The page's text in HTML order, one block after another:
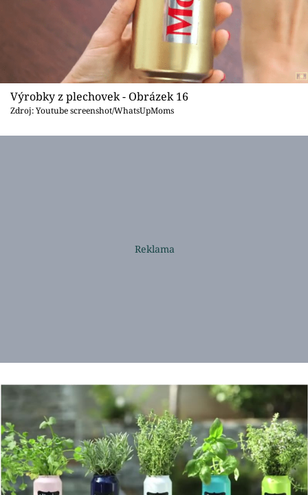
Výrobky z plechovek - Obrázek 16
Zdroj: Youtube screenshot/WhatsUpMoms